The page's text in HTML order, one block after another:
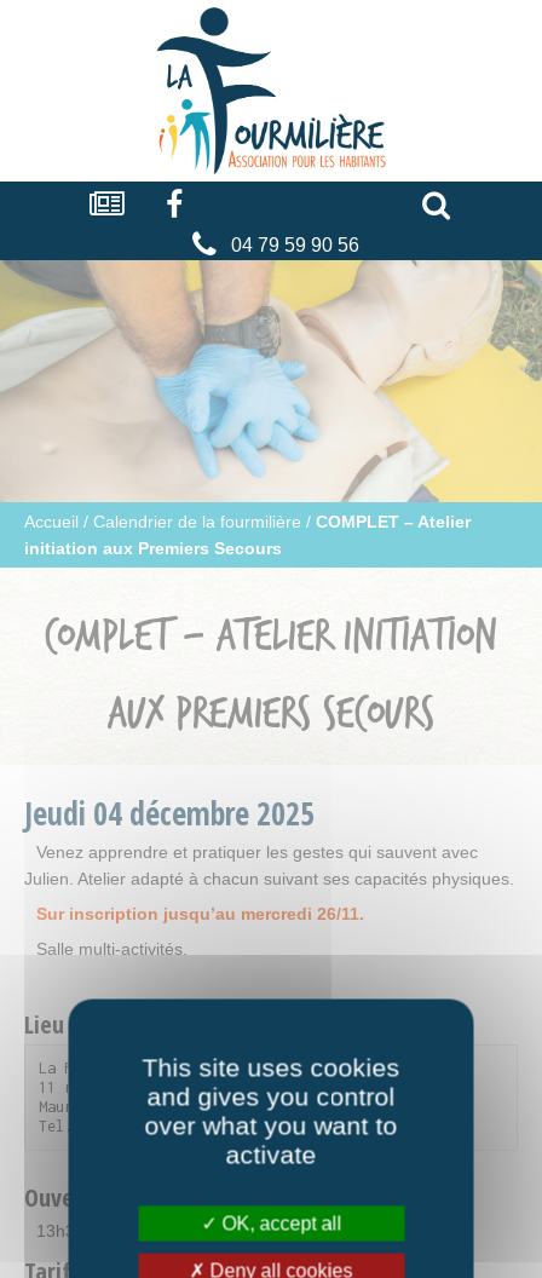
La
fourmilière
Actualités Facebook
04 79 59 90 56
Accueil / Calendrier de la fourmilière / COMPLET – Atelier
initiation aux Premiers Secours
COMPLET – ATELIER INITIATION
AUX PREMIERS SECOURS
Jeudi 04décembre2025
Venez apprendre et pratiquer les gestes qui sauvent avec
Julien. Atelier adapté à chacun suivant ses capacités physiques.
Sur inscription jusqu’au mercredi 26/11.
Salle multi-activités.
Lieu et contact
La Fourmilière
11 rue du Parc de la Vanoise - 73300 Saint-Jean-de-
Maurienne
Tel. 04 79 59 90 56
Ouverture
13h30-15h30
Tarifs
Cookies management panel
This site uses cookies
and gives you control
over what you want to
activate
OK, accept all
Deny all cookies